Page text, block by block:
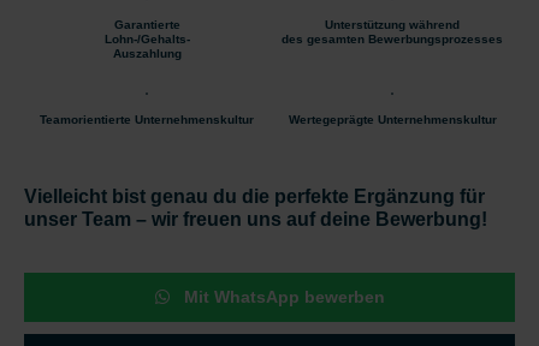
Garantierte
Lohn-/Gehalts-
Auszahlung
Unterstützung während
des gesamten Bewerbungsprozesses
Teamorientierte Unternehmenskultur Wertegeprägte Unternehmenskultur
Vielleicht bist genau du die perfekte Ergänzung für
unser Team – wir freuen uns auf deine Bewerbung!
Mit WhatsApp bewerben